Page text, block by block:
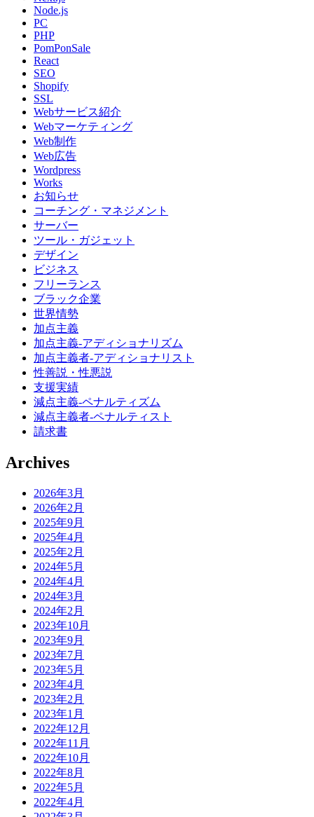
Node.js
PC
PHP
PomPonSale
React
SEO
Shopify
SSL
Webサービス紹介
Webマーケティング
Web制作
Web広告
Wordpress
Works
お知らせ
コーチング・マネジメント
サーバー
ツール・ガジェット
デザイン
ビジネス
フリーランス
ブラック企業
世界情勢
加点主義
加点主義-アディショナリズム
加点主義者-アディショナリスト
性善説・性悪説
支援実績
減点主義-ペナルティズム
減点主義者-ペナルティスト
請求書
Archives
2026年3月
2026年2月
2025年9月
2025年4月
2025年2月
2024年5月
2024年4月
2024年3月
2024年2月
2023年10月
2023年9月
2023年7月
2023年5月
2023年4月
2023年2月
2023年1月
2022年12月
2022年11月
2022年10月
2022年8月
2022年5月
2022年4月